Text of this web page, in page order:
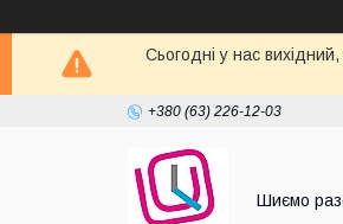
Сьогодні у нас
+380 (63) 226-12-03
Шиємо